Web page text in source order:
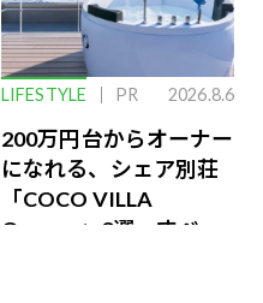
LIFESTYLE PR 2026.8.6
200万円台からオーナー
になれる、シェア別荘
「COCO VILLA
Owners」3選。すべて